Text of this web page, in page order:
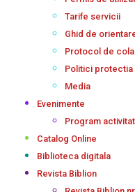
Tarife servicii
Ghid de
Protocol de
Politici
Media
Evenimente
Program
Catalog Online
Biblioteca digitala
Revista Biblion